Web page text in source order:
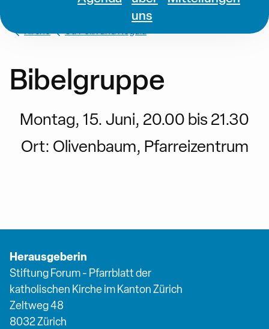
uns
Kirche St. Felix und Regula
Bibelgruppe
Montag, 15. Juni, 20.00 bis 21.30
Ort: Olivenbaum, Pfarreizentrum
Herausgeberin
Stiftung Forum - Pfarrblatt der
katholischen Kirche im Kanton Zürich
Zeltweg 48
8032 Zürich